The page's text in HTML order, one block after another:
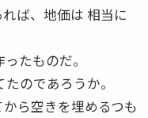
ば、地価は 相当に
たものだ。
のであろうか。
ら空きを埋めるつも